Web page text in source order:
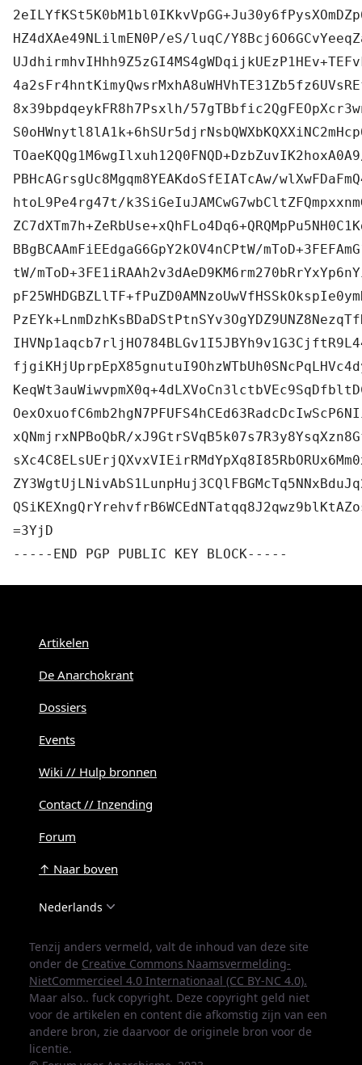
HZ4dXAe49NLilmEN0P/eS/luqC/
8x39bpdqeykFR8h7Psxlh/
PBHcAGrsgUc8Mgqm8YEAKdoSfEIATcAw/
htoL9Pe4rg47t/
BBgBCAAmFiEEdgaG6GpY2kOV4nCPtW/
tW/
xQNmjrxNPBoQbR/
=3YjD
-----END PGP PUBLIC KEY BLOCK-----
Artikelen
De Anarchokrant
Dossiers
Events
Wiki // Hulp bronnen
Contact // Inzending
Forum
↑ Naar boven
Nederlands
Tenzij anders vermeld, valt de inhoud van deze site
onder de Creative Commons Naamsvermelding-
NietCommercieel 4.0 Internationaal (CC BY-NC 4.0).
Maar also.. fuck copyright. Deze copyright geld niet
voor de artikelen en content die afkomstig zijn van een
andere bron, zie daarvoor de originele bron voor de
licentie.